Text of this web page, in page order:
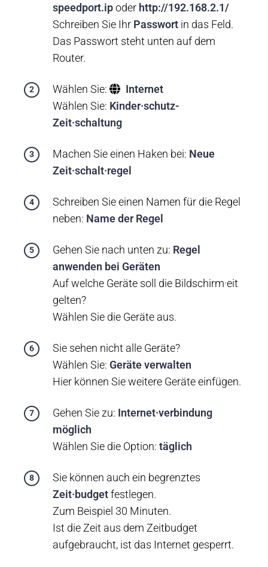
speedport.ipoder http://192.168.2.1/
Schreiben Sie Ihr Passwort in das Feld.
Das Passwort steht unten auf dem
Router.
Wählen Sie:
Internet
Wählen Sie: Kinder·schutz-
Zeit·schaltung
Machen Sie einen Haken bei: Neue
Zeit·schalt·regel
Schreiben Sie einen Namen für die Regel
neben: Name der Regel
Gehen Sie nach unten zu: Regel
anwenden bei Geräten
Auf welche Geräte soll die Bildschirm·eit
gelten?
Wählen Sie die Geräte aus.
Sie sehen nicht alle Geräte?
Wählen Sie: Geräte verwalten
Hier können Sie weitere Geräte einfügen.
Gehen Sie zu: Internet·verbindung
möglich
Wählen Sie die Option:täglich
Sie können auch ein begrenztes
Zeit·budgetfestlegen.
Zum Beispiel 30 Minuten.
Ist die Zeit aus dem Zeitbudget
aufgebraucht, ist das Internet gesperrt.